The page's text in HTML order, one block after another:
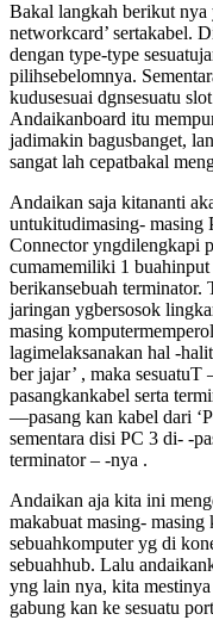
Bakal langkah berikut nya
networkcard’ sertakabel.
dengan type-type
pilihsebelomnya.
kudusesuai dgnsesuatu
Andaikanboard itu
jadimakin bagusbanget,
sangat lah cepatbakal
Andaikan saja kitananti
untukitudimasing- masing
Connector yngdilengkapi
cumamemiliki 1
berikansebuah terminator.
jaringan ygbersosok
masing
lagimelaksanakan hal -
ber jajar’ , maka sesuatuT
pasangkankabel serta
—pasang kan kabel dari
sementara disi PC 3 di- -
terminator – -nya .
Andaikan aja kita ini
makabuat masing- masing
sebuahkomputer yg di
sebuahhub. Lalu
yng lain nya, kita
gabung kan ke sesuatu